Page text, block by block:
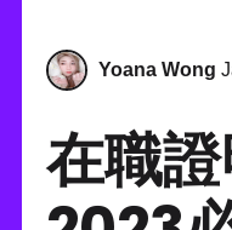
Yoana Wong
在職